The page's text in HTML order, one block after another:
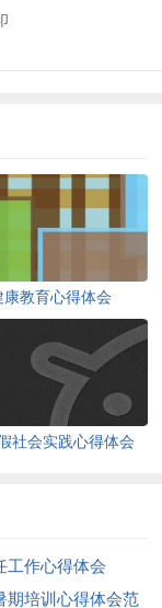
康教育心得体会
社会实践心得体会
工作心得体会
期培训心得体会范